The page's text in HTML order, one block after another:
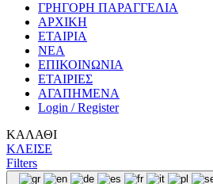
ΓΡΗΓΟΡΗ ΠΑΡΑΓΓΕΛΙΑ
ΑΡΧΙΚΗ
ΕΤΑΙΡΙΑ
ΝΕΑ
ΕΠΙΚΟΙΝΩΝΙΑ
ΕΤΑΙΡΙΕΣ
ΑΓΑΠΗΜΕΝΑ
Login / Register
ΚΑΛΑΘΙ
ΚΛΕΙΣΕ
Filters